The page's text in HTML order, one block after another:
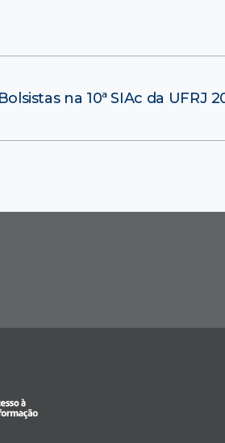
na 10ª SIAc da UFRJ